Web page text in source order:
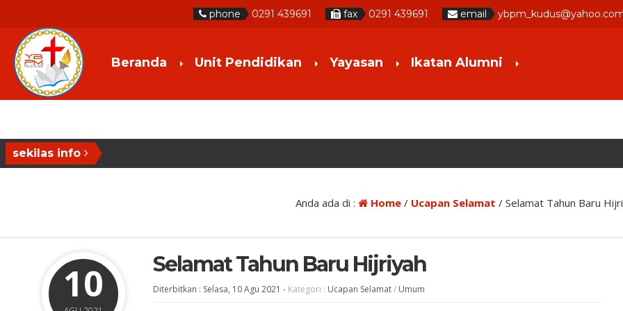
phone 0291 439691 fax 0291 439691 email
Beranda Unit Pendidikan Yayasan Ikatan Alumni
sekilas info
Anda ada di : Home/ Ucapan Selamat / Selamat Tahun Baru
10 Selamat Tahun Baru Hijriyah
Diterbitkan : Selasa, 10 Agu 2021 - Kategori : Ucapan Selamat/ Umum